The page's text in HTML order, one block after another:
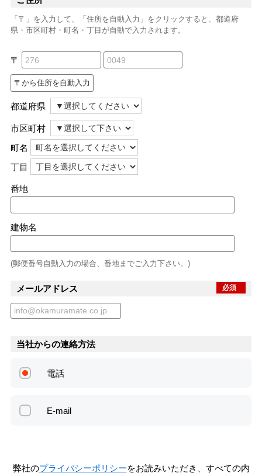
「〒」を入力して、「住所を自動入力」をクリックすると、都道府
県・市区町村・町名・丁目が自動で入力されます。
〒
都道府県
市区町村
町名
丁目
番地
建物名
(郵便番号自動入力の場合、番地までご入力下さい。)
メールアドレス 必須
当社からの連絡方法
電話
E-mail
弊社のプライバシーポリシーをお読みいただき、すべての内